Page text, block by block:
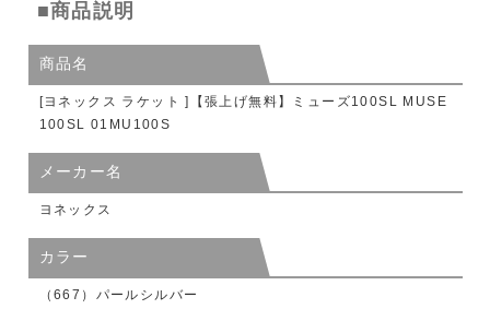
■商品説明
商品名
[ヨネックス ラケット ]【張上げ無料】ミューズ100SL MUSE
100SL 01MU100S
メーカー名
ヨネックス
カラー
（667）パールシルバー